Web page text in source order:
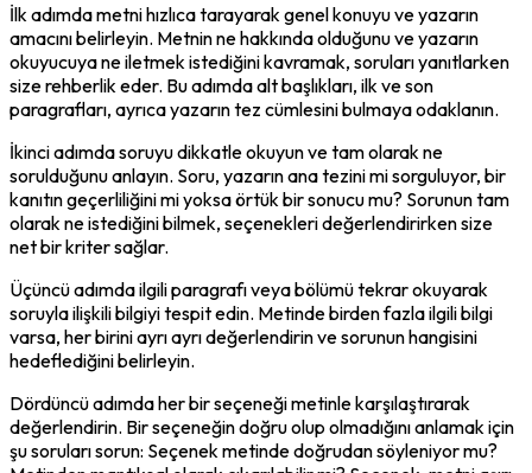
İlk adımda metni hızlıca tarayarak genel konuyu ve yazarın
amacını belirleyin. Metnin ne hakkında olduğunu ve yazarın
okuyucuya ne iletmek istediğini kavramak, soruları yanıtlarken
size rehberlik eder. Bu adımda alt başlıkları, ilk ve son
paragrafları, ayrıca yazarın tez cümlesini bulmaya odaklanın.
İkinci adımda soruyu dikkatle okuyun ve tam olarak ne
sorulduğunu anlayın. Soru, yazarın ana tezini mi sorguluyor, bir
kanıtın geçerliliğini mi yoksa örtük bir sonucu mu? Sorunun tam
olarak ne istediğini bilmek, seçenekleri değerlendirirken size
net bir kriter sağlar.
Üçüncü adımda ilgili paragrafı veya bölümü tekrar okuyarak
soruyla ilişkili bilgiyi tespit edin. Metinde birden fazla ilgili bilgi
varsa, her birini ayrı ayrı değerlendirin ve sorunun hangisini
hedeflediğini belirleyin.
Dördüncü adımda her bir seçeneği metinle karşılaştırarak
değerlendirin. Bir seçeneğin doğru olup olmadığını anlamak için
şu soruları sorun: Seçenek metinde doğrudan söyleniyor mu?